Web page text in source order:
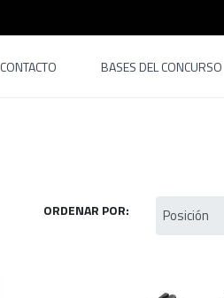
CONTACTO BASES DEL CONCURSO
ORDENAR POR: